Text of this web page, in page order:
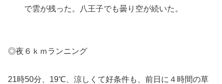
で雲が残った。八王子でも曇り空が続いた。
◎夜６ｋｍランニング
21時50分、19℃、涼しくて好条件も、前日に４時間の草